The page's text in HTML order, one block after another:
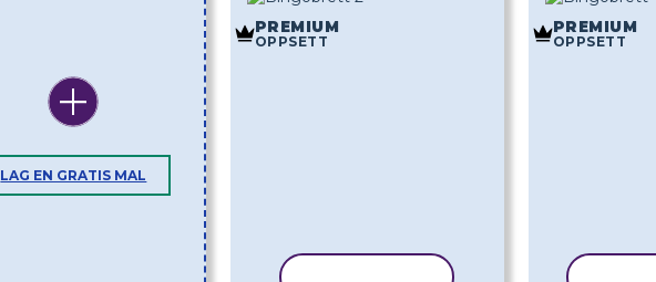
LAG EN GRATIS MAL
PREMIUM
OPPSETT
PREMIUM
OPPSETT